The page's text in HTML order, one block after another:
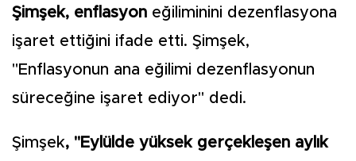
Şimşek, enflasyon eğiliminini dezenflasyona
işaret ettiğini ifade etti. Şimşek,
"Enflasyonun ana eğilimi dezenflasyonun
süreceğine işaret ediyor" dedi.
Şimşek, "Eylülde yüksek gerçekleşen aylık